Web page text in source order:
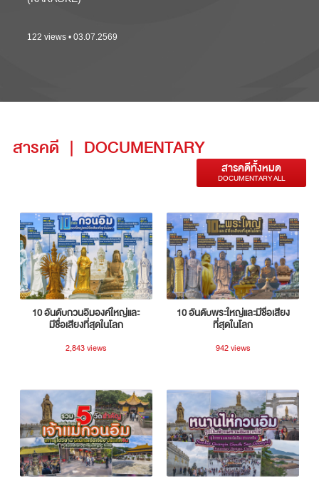
122 views • 03.07.2569
สารคดี | DOCUMENTARY
สารคดีทั้งหมด
DOCUMENTARY ALL
10 อันดับกวนอิมองค์ใหญ่และ
มีชื่อเสียงที่สุดในโลก
2,843 views
10 อันดับพระใหญ่และมีชื่อเสียง
ที่สุดในโลก
942 views